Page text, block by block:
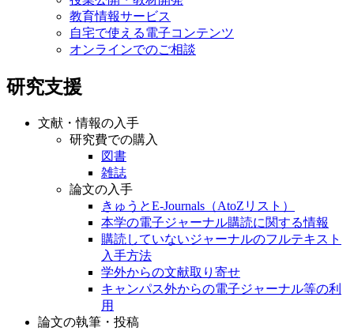
教育情報サービス
自宅で使える電子コンテンツ
オンラインでのご相談
研究支援
文献・情報の入手
研究費での購入
図書
雑誌
論文の入手
きゅうとE-Journals（AtoZリスト）
本学の電子ジャーナル購読に関する情報
購読していないジャーナルのフルテキスト
入手方法
学外からの文献取り寄せ
キャンパス外からの電子ジャーナル等の利
用
論文の執筆・投稿